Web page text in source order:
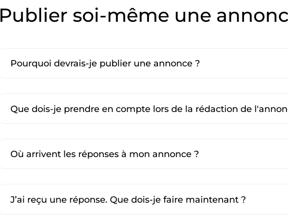
Publier soi-même une
Pourquoi devrais-je publier une annonce ?
Que dois-je prendre en compte lors de la rédaction de
Où arrivent les réponses à mon annonce ?
J’ai reçu une réponse. Que dois-je faire maintenant ?